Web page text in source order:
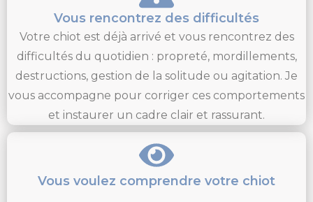
Vous rencontrez des difficultés
Votre chiot est déjà arrivé et vous rencontrez des
difficultés du quotidien : propreté, mordillements,
destructions, gestion de la solitude ou agitation. Je
vous accompagne pour corriger ces comportements
et instaurer un cadre clair et rassurant.
Vous voulez comprendre votre chiot